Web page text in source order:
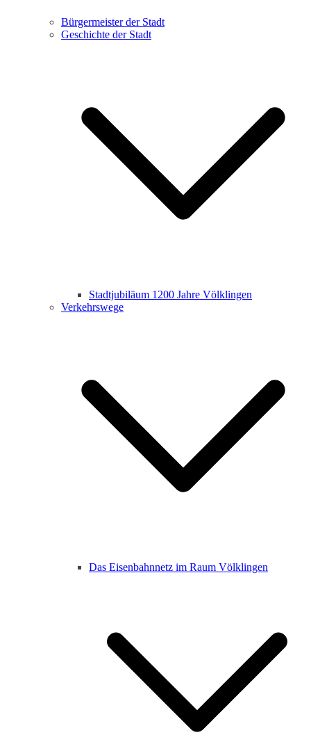
Bürgermeister der Stadt
Geschichte der Stadt
Stadtjubiläum 1200 Jahre Völklingen
Verkehrswege
Das Eisenbahnnetz im Raum Völklingen